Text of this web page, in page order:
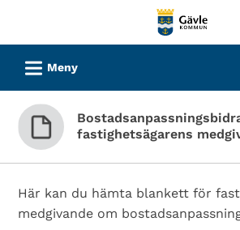
tjänster
Gävle
kommun
L Meny
fastighetsägarens
Här kan du hämta blankett för
medgivande om